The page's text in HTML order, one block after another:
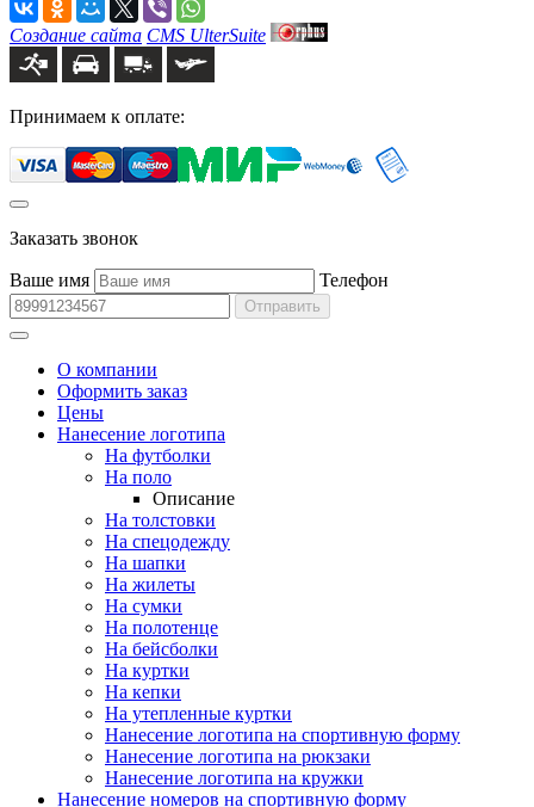
Создание сайта CMS UlterSuite
Принимаем к оплате:
Заказать звонок
Ваше имя Телефон
Отправить
О компании
Оформить заказ
Цены
Нанесение логотипа
На футболки
На поло
Описание
На толстовки
На спецодежду
На шапки
На жилеты
На сумки
На полотенце
На бейсболки
На куртки
На кепки
На утепленные куртки
Нанесение логотипа на спортивную форму
Нанесение логотипа на рюкзаки
Нанесение логотипа на кружки
Нанесение номеров на спортивную форму